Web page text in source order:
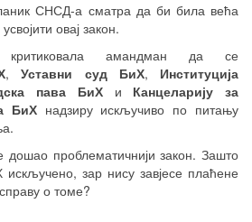
СНСД-а сматра да би била већа
овај закон.
амандман да се
,Уставни суд БиХ, Институција
пава БиХи Канцеларију за
БиХнадзиру искључиво по питању
проблематичнији закон. Зашто
искључено, зар нису завјесе плаћене
о томе?